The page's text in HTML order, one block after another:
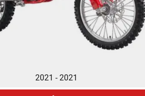
2021 - 2021